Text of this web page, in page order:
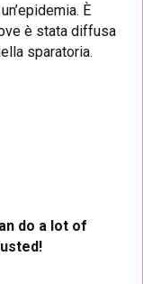
È
è stata diffusa
sparatoria.
do a lot of